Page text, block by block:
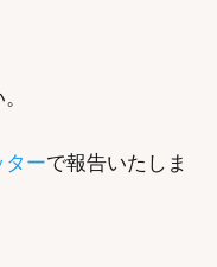
ターで報告いたしま